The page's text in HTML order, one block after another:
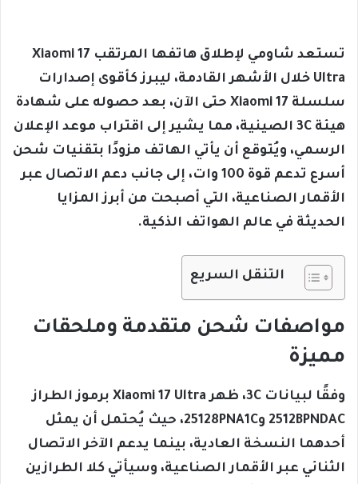
تستعد شاومي لإطلاق هاتفها المرتقب Xiaomi 17
Ultra خلال الأشهر القادمة، ليبرز كأقوى إصدارات
سلسلة Xiaomi 17 حتى الآن، بعد حصوله على شهادة
هيئة 3C الصينية، مما يشير إلى اقتراب موعد الإعلان
الرسمي، ويُتوقع أن يأتي الهاتف مزودًا بتقنيات شحن
أسرع تدعم قوة 100 وات، إلى جانب دعم الاتصال عبر
الأقمار الصناعية، التي أصبحت من أبرز المزايا
الحديثة في عالم الهواتف الذكية.
التنقل السريع
مواصفات شحن متقدمة وملحقات
مميزة
وفقًا لبيانات 3C، ظهر Xiaomi 17 Ultra برموز الطراز
2512BPNDAC و25128PNA1C، حيث يُحتمل أن يمثل
أحدهما النسخة العادية، بينما يدعم الآخر الاتصال
الثنائي عبر الأقمار الصناعية، وسيأتي كلا الطرازين